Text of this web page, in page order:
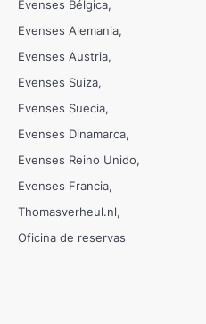
Evenses Bélgica
Evenses Alemania
Evenses Austria
Evenses Suiza
Evenses Suecia
Evenses Dinamarca
Evenses Reino Unido
Evenses Francia
Thomasverheul.nl
Oficina de reservas